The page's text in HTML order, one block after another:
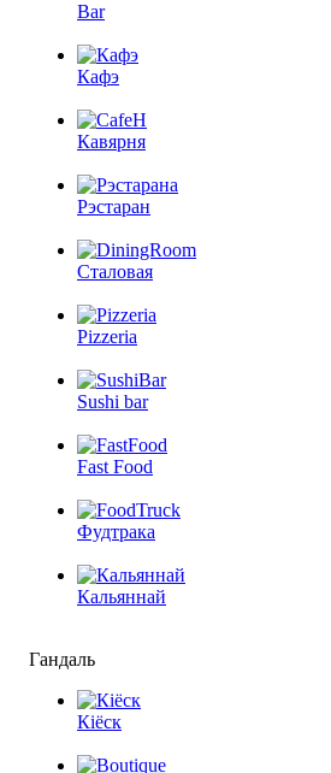
Bar
Кафэ
Кавярня
Рэстаран
Сталовая
Pizzeria
Sushi bar
Fast Food
Фудтрака
Кальяннай
Гандаль
Кіёск